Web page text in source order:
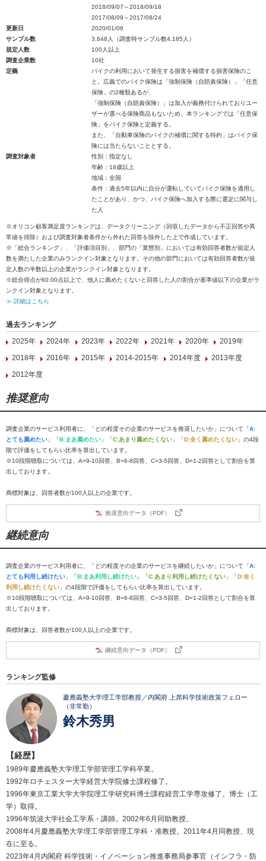
2018/09/07～2018/09/18
2017/08/09～2017/08/24
更新日
2020/01/06
サンプル数
3,648人（調査時サンプル数4,185人）
規定人数
100人以上
調査企業数
10社
定義
バイクの利用において発生する損害を補償する損害保険のこ
と。広義でのバイク保険は「強制保険（自賠責保険）」「任意
保険」の2種類あるが、
「強制保険（自賠責保険）」は加入が義務付けられておりユー
ザーが選べる保険商品もないため、本ランキングでは「任意保
険」をバイク保険と定義する。
また、「自動車保険のバイクの補償に関する特約」はバイク保
険には当たらないこととする。
調査対象者
性別：指定なし
年齢：18歳以上
地域：全国
条件：過去5年以内に自分が運転していてバイク保険を適用し
たことがあり、かつ、バイク保険へ加入する際に選定に関与し
た人
※オリコン顧客満足度ランキングは、データクリーニング（回収したデータから不正回答や異
常値を排除）および調査対象者条件から外れた回答を除外した上で作成しています。
※「総合ランキング」、「評価項目別」、部門の「業態別」においては有効回答者数が規定人
数を満たした企業のみランクイン対象となります。その他の部門においては有効回答者数が規
定人数の半数以上の企業がランクイン対象となります。
※総合得点が60.00点以上で、他人に薦めたくないと回答した人の割合が基準値以下の企業がラ
ンクイン対象となります。
≫ 詳細はこちら
過去ランキング
2025年
2024年 2023年 2022年 2021年 2020年
2019年
2018年
2016年 2015年 2014-2015年 2014年度
2013年度
2012年度
推奨意向
調査企業のサービス利用者に、「どの程度その企業のサービスを推奨したいか」について「A:
とても薦めたい 」「B:まあ薦めたい 」「C:あまり薦めたくない 」「D:全く薦めたくない 」の4段
階で評価をしてもらい比率を算出しています。
※10段階聴取については、A=9-10回答、B=6-8回答、C=3-5回答、D=1-2回答として割合を算
出しております。
商標対象は、回答者数が100人以上の企業です。
推奨意向データ（PDF）
継続意向
調査企業のサービス利用者に、「どの程度その企業のサービスを継続したいか」について「A:
とても利用し続けたい 」「B:まあ利用し続けたい 」「C:あまり利用し続けたくない 」「D:全く
利用し続けたくない 」の4段階で評価をしてもらい比率を算出しています。
※10段階聴取については、A=9-10回答、B=6-8回答、C=3-5回答、D=1-2回答として割合を算
出しております。
商標対象は、回答者数が100人以上の企業です。
継続意向データ（PDF）
ランキング監修
慶應義塾大学理工学部教授／内閣府 上席科学技術政策フェロー
（非常勤）
鈴木秀男
【経歴】
1989年慶應義塾大学理工学部管理工学科卒業。
1992年ロチェスター大学経営大学院修士課程修了。
1996年東京工業大学大学院理工学研究科博士課程経営工学専攻修了。博士（工
学）取得。
1996年筑波大学社会工学系・講師。2002年6月同助教授。
2008年4月慶應義塾大学理工学部管理工学科・准教授。2011年4月同教授、現
在に至る。
2023年4月内閣府 科学技術・イノベーション推進事務局参事官（インフラ・防